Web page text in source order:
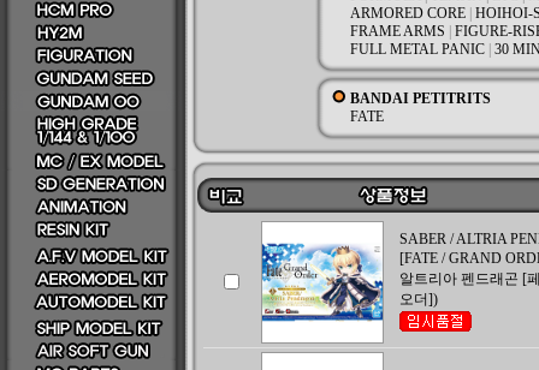
ARMORED CORE
HOIHOI-
FRAME ARMS
FIGURE-
FULL METAL PANIC
30
BANDAI PETITRITS
FATE
SABER / ALTRIA
[FATE / GRAND
알트리아 펜드래곤 [
오더])